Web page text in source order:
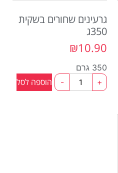
גרעינים שחורים בשקית
350ג
₪10.90
350 גרם
-
+ הוספה לסל